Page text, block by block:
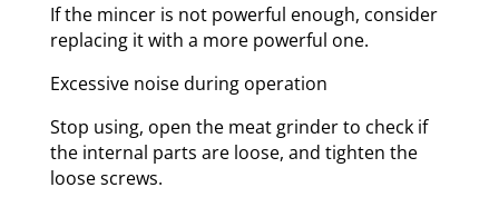
If the mincer is not powerful enough, consider
replacing it with a more powerful one.
Excessive noise during operation
Stop using, open the meat grinder to check if
the internal parts are loose, and tighten the
loose screws.